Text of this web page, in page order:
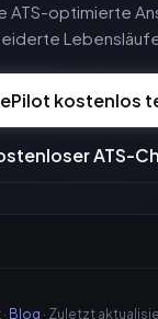
ATS-optimierte
kostenlos
ATS-
· Blog · Zuletzt